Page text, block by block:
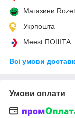
Магазини
Укрпошта
Meest ПОШТА
Всі умови
Умови оплати